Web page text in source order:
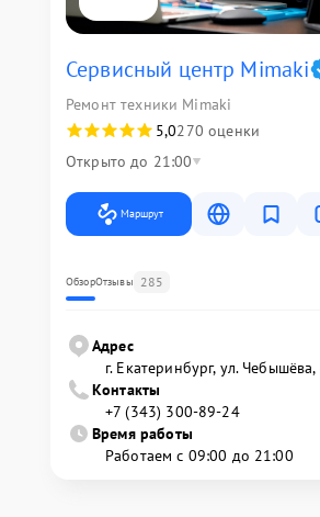
Сервисный центр Mimaki
Ремонт техники Mimaki
5,0270 оценки
Открыто до 21:00
Маршрут
ОбзорОтзывы 285
Адрес
г. Екатеринбург, ул. Чебышёва,
Контакты
+7 (343) 300-89-24
Время работы
Работаем с 09:00 до 21:00